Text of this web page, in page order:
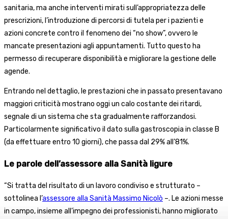
sanitaria, ma anche interventi mirati sull’appropriatezza delle
prescrizioni, l’introduzione di percorsi di tutela per i pazienti e
azioni concrete contro il fenomeno dei “no show”, ovvero le
mancate presentazioni agli appuntamenti. Tutto questo ha
permesso di recuperare disponibilità e migliorare la gestione delle
agende.
Entrando nel dettaglio, le prestazioni che in passato presentavano
maggiori criticità mostrano oggi un calo costante dei ritardi,
segnale di un sistema che sta gradualmente rafforzandosi.
Particolarmente significativo il dato sulla gastroscopia in classe B
(da effettuare entro 10 giorni), che passa dal 29% all’81%.
Le parole dell’assessore alla Sanità ligure
“Si tratta del risultato di un lavoro condiviso e strutturato –
sottolinea l’assessore alla Sanità Massimo Nicolò –. Le azioni messe
in campo, insieme all’impegno dei professionisti, hanno migliorato